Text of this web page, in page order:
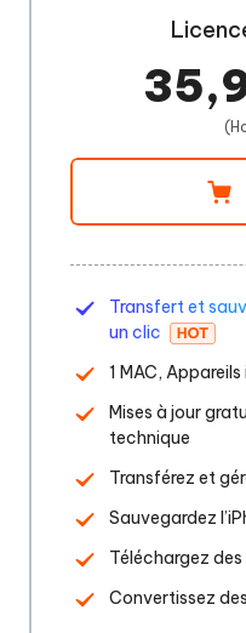
Transfert et
un clic
1 MAC,
Mises à jour
technique
Transférez et
Sauvegardez
Téléchargez
Convertissez